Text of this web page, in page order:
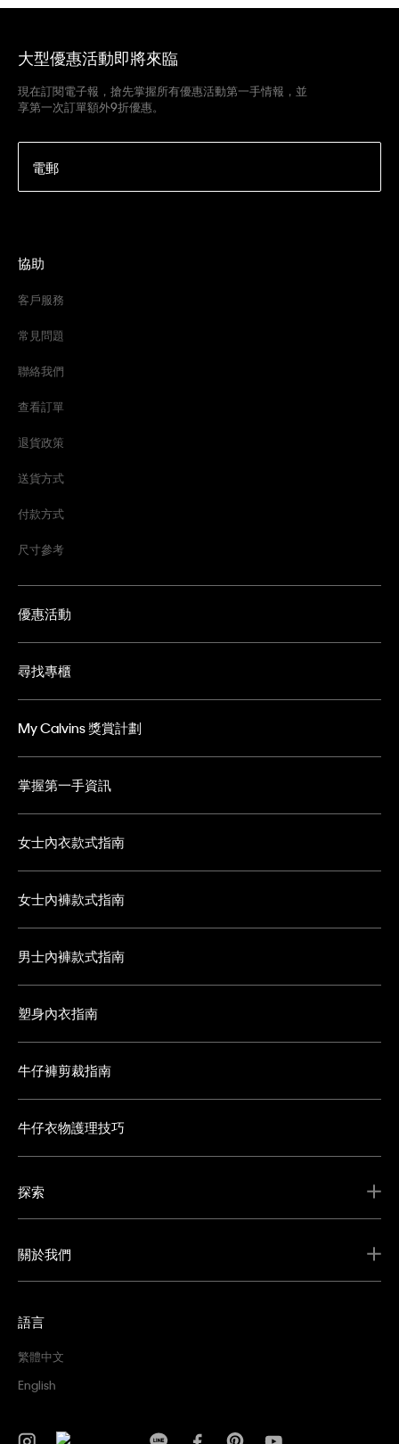
大型優惠活動即將來臨
現在訂閱電子報，搶先掌握所有優惠活動第一手情報，並
享第一次訂單額外9折優惠。
電郵
協助
客戶服務
常見問題
聯絡我們
查看訂單
退貨政策
送貨方式
付款方式
尺寸參考
優惠活動
尋找專櫃
My Calvins 獎賞計劃
掌握第一手資訊
女士內衣款式指南
女士內褲款式指南
男士內褲款式指南
塑身內衣指南
牛仔褲剪裁指南
牛仔衣物護理技巧
探索
關於我們
語言
繁體中文
English